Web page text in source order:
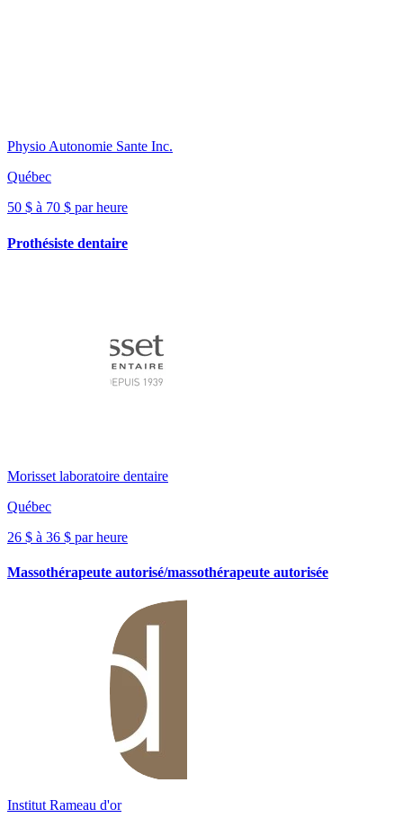
Physio Autonomie Sante Inc.
Québec
50 $ à 70 $ par heure
Prothésiste dentaire
Morisset laboratoire dentaire
Québec
26 $ à 36 $ par heure
Massothérapeute autorisé/massothérapeute autorisée
Institut Rameau d'or